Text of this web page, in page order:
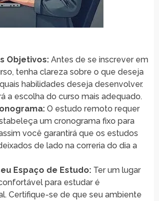
Objetivos:Antes de se inscrever em
tenha clareza sobre o que deseja
habilidades deseja desenvolver.
a escolha do curso mais adequado.
O estudo remoto requer
um cronograma fixo para
você garantirá que os estudos
de lado na correria do dia a
Espaço de Estudo:Ter um lugar
para estudar é
Certifique-se de que seu ambiente